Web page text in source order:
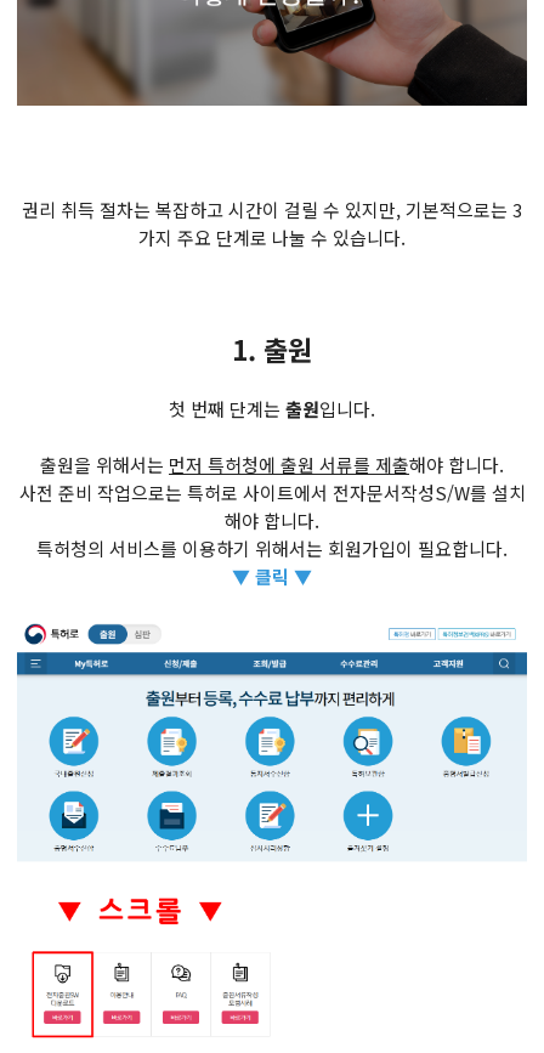
권리 취득 절차는 복잡하고 시간이 걸릴 수 있지만, 기본적으로는 3
가지 주요 단계로 나눌 수 있습니다.
1. 출원
첫 번째 단계는 출원입니다.
출원을 위해서는 먼저 특허청에 출원 서류를 제출해야 합니다.
사전 준비 작업으로는 특허로 사이트에서 전자문서작성S/W를 설치
해야 합니다.
​특허청의 서비스를 이용하기 위해서는 회원가입이 필요합니다.
▼ 클릭 ▼